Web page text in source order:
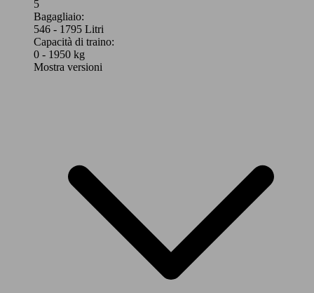
5
Bagagliaio:
546 - 1795 Litri
Capacità di traino:
0 - 1950 kg
Mostra versioni